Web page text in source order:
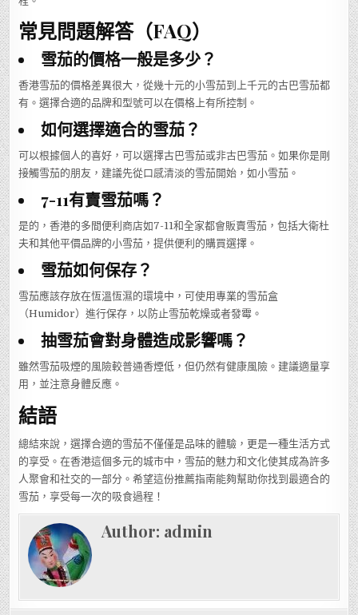
常見問題解答（FAQ）
雪茄的價格一般是多少？
香港雪茄的價格差異很大，從幾十元的小雪茄到上千元的古巴雪茄都
有。選擇合適的品牌和型號可以在價格上有所控制。
如何選擇適合的雪茄？
可以根據個人的喜好，可以選擇古巴雪茄或非古巴雪茄。如果你是剛
接觸雪茄的朋友，建議先從口感清淡的雪茄開始，如小雪茄。
7-11有賣雪茄嗎？
是的，香港的多間便利商店如7-11和全家都會販賣雪茄，包括大衛杜
夫和其他平價品牌的小雪茄，提供便利的購買選擇。
雪茄如何保存？
雪茄應該存放在恆溫恆濕的環境中，可使用專業的雪茄盒
（Humidor）進行保存，以防止雪茄乾燥或者發霉。
抽雪茄會對身體造成影響嗎？
雖然雪茄吸煙的風險較普通香煙低，但仍然有健康風險。建議適量享
用，並注意身體反應。
結語
總結來說，選擇合適的雪茄不僅僅是品味的體驗，更是一種生活方式
的享受。在香港這個多元的城市中，雪茄的魅力和文化使其成為許多
人聚會和社交的一部分。希望這份推薦指南能夠幫助你找到最適合的
雪茄，享受每一次的吸食過程！
Author: admin